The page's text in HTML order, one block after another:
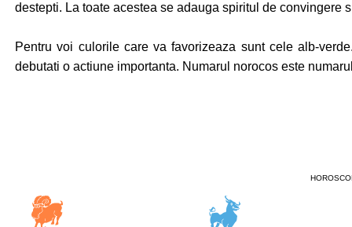
destepti. La toate acestea se adauga spiritul de convingere
Pentru voi culorile care va favorizeaza sunt cele alb-
debutati o actiune importanta. Numarul norocos este